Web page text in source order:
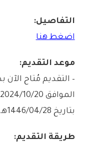
التفاصيل:
اضغط هنا
موعد التقديم:
بتاريخ 1446/04/28هـ الموافق 2024/10/31م.
طريقة التقديم: